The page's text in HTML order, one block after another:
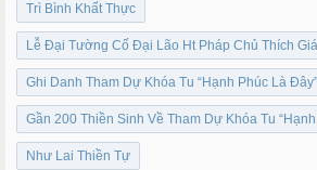
Trì Bình Khất Thực
Lễ Đại Tường Cố Đại Lão Ht Pháp Chủ Thích
Ghi Danh Tham Dự Khóa Tu “Hạnh Phúc Là
Gần 200 Thiền Sinh Về Tham Dự Khóa Tu
Như Lai Thiền Tự